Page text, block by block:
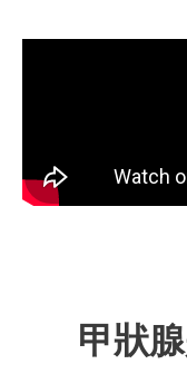
甲狀